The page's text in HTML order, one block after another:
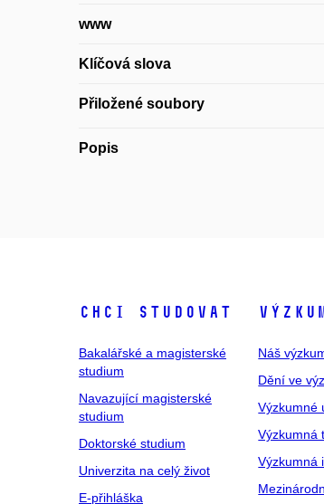
www
Klíčová slova
Přiložené soubory
Popis
Chci studovat
Bakalářské a magisterské
studium
Navazující magisterské
studium
Doktorské studium
Univerzita na celý život
E-přihláška
Náš
Dění ve
Výzkumné
Výzkumná
Výzkumná